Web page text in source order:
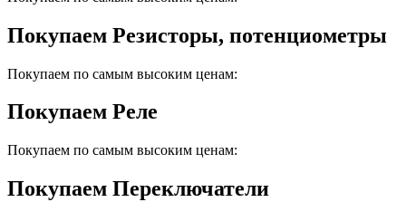
Покупаем Резисторы, потенциометры
Покупаем по самым высоким ценам:
Покупаем Реле
Покупаем по самым высоким ценам:
Покупаем Переключатели